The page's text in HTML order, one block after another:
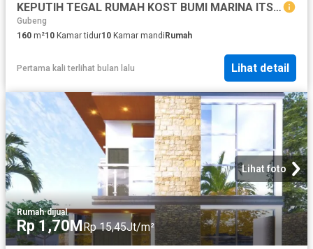
KEPUTIH TEGAL RUMAH KOST BUMI MARINA ITS HANG TUAH
Gubeng
160 m²10 Kamar tidur10 Kamar mandiRumah
Pertama kali terlihat bulan lalu Lihat detail
Lihat foto
Rumah·dijual
Rp 1,70MRp 15,45Jt/m²